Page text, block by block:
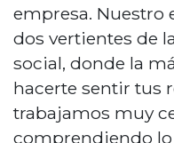
empresa. Nuestro
dos vertientes de
social, donde la
hacerte sentir tus
trabajamos muy
comprendiendo